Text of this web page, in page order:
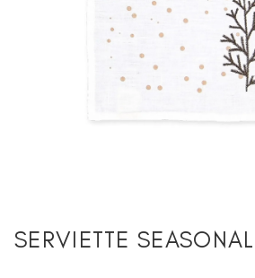
SERVIETTE SEASONAL